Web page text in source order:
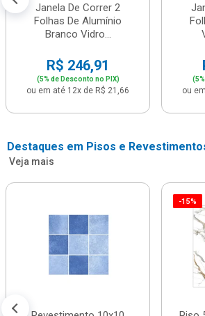
Janela De Correr 2
Folhas De Alumínio
Branco Vidro...
R$ 246,91
(5% de Desconto no PIX)
ou em até 12x de R$ 21,66 ou
Destaques em Pisos e
Veja mais
-15%